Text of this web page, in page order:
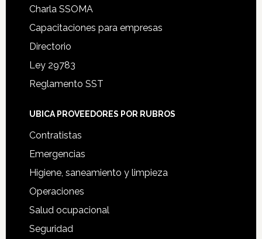
Charla SSOMA
Capacitaciones para empresas
Directorio
Ley 29783
Reglamento SST
UBICA PROVEEDORES POR RUBROS
Contratistas
Emergencias
Higiene, saneamiento y limpieza
Operaciones
Salud ocupacional
Seguridad